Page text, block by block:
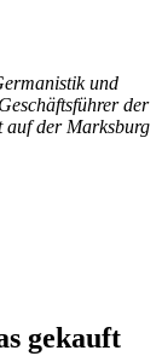
und
der
auf der Marksburg
gekauft